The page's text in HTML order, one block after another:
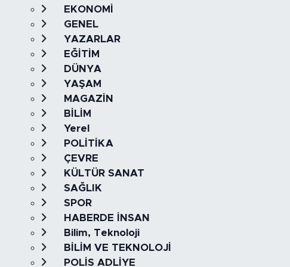
EKONOMİ
GENEL
YAZARLAR
EĞİTİM
DÜNYA
YAŞAM
MAGAZİN
BİLİM
Yerel
POLİTİKA
ÇEVRE
KÜLTÜR SANAT
SAĞLIK
SPOR
HABERDE İNSAN
Bilim, Teknoloji
BİLİM VE TEKNOLOJİ
POLİS ADLİYE